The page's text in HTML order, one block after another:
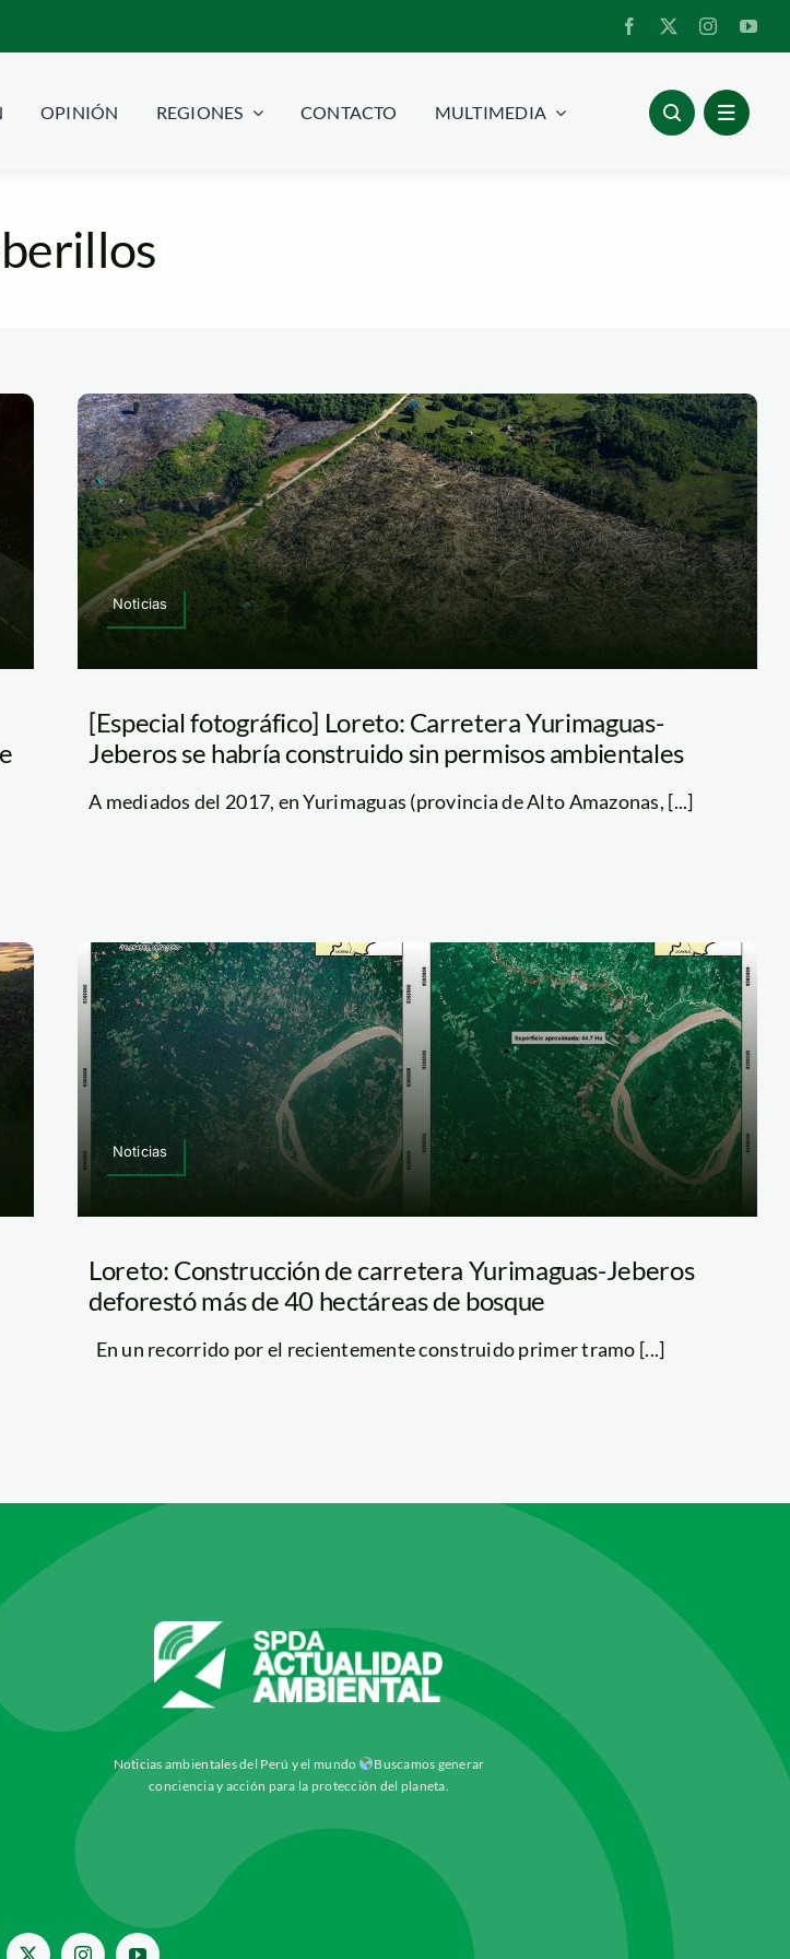
OPINIÓN REGIONES CONTACTO MULTIMEDIA
Noticias
[Especial fotográfico] Loreto: Carretera Yurimaguas-
Jeberos se habría construido sin permisos ambientales
A mediados del 2017, en Yurimaguas (provincia de Alto Amazonas, [...]
Noticias
Loreto: Construcción de carretera Yurimaguas-Jeberos
deforestó más de 40 hectáreas de bosque
En un recorrido por el recientemente construido primer tramo [...]
Noticias ambientales del Perú y el mundo
Buscamos generar
conciencia y acción para la protección del planeta.